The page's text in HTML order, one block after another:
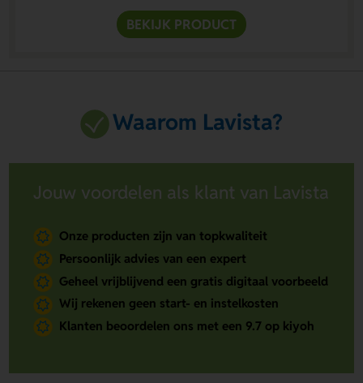
BEKIJK PRODUCT
Waarom Lavista?
Jouw voordelen als klant van Lavista
Onze producten zijn van topkwaliteit
Persoonlijk advies van een expert
Geheel vrijblijvend een gratis digitaal voorbeeld
Wij rekenen geen start- en instelkosten
Klanten beoordelen ons met een 9.7 op kiyoh